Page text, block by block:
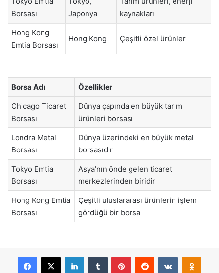
Borsası
Japonya
kaynakları
Hong Kong
Emtia Borsası
Hong Kong Çeşitli özel ürünler
Borsa Adı Özellikler
Chicago Ticaret
Borsası
Dünya çapında en büyük tarım
ürünleri borsası
Londra Metal
Borsası
Dünya üzerindeki en büyük metal
borsasıdır
Tokyo Emtia
Borsası
Asya’nın önde gelen ticaret
merkezlerinden biridir
Hong Kong Emtia
Borsası
Çeşitli uluslararası ürünlerin işlem
gördüğü bir borsa
Facebook
X LinkedInTumblr PinterestReddit VKontakte